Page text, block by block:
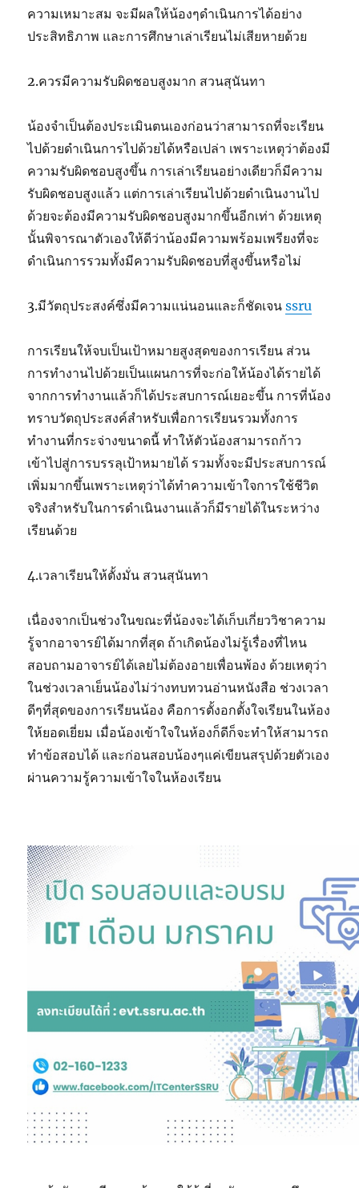
ความเหมาะสม จะมีผลให้น้องๆดำเนินการได้อย่าง
ประสิทธิภาพ และการศึกษาเล่าเรียนไม่เสียหายด้วย
2.ควรมีความรับผิดชอบสูงมาก สวนสุนันทา
น้องจำเป็นต้องประเมินตนเองก่อนว่าสามารถที่จะเรียน
ไปด้วยดำเนินการไปด้วยได้หรือเปล่า เพราะเหตุว่าต้องมี
ความรับผิดชอบสูงขึ้น การเล่าเรียนอย่างเดียวก็มีความ
รับผิดชอบสูงแล้ว แต่การเล่าเรียนไปด้วยดำเนินงานไป
ด้วยจะต้องมีความรับผิดชอบสูงมากขึ้นอีกเท่า ด้วยเหตุ
นั้นพิจารณาตัวเองให้ดีว่าน้องมีความพร้อมเพรียงที่จะ
ดำเนินการรวมทั้งมีความรับผิดชอบที่สูงขึ้นหรือไม่
3.มีวัตถุประสงค์ซึ่งมีความแน่นอนและก็ชัดเจนssru
การเรียนให้จบเป็นเป้าหมายสูงสุดของการเรียน ส่วน
การทำงานไปด้วยเป็นแผนการที่จะก่อให้น้องได้รายได้
จากการทำงานแล้วก็ได้ประสบการณ์เยอะขึ้น การที่น้อง
ทราบวัตถุประสงค์สำหรับเพื่อการเรียนรวมทั้งการ
ทำงานที่กระจ่างขนาดนี้ ทำให้ตัวน้องสามารถก้าว
เข้าไปสู่การบรรลุเป้าหมายได้ รวมทั้งจะมีประสบการณ์
เพิ่มมากขึ้นเพราะเหตุว่าได้ทำความเข้าใจการใช้ชีวิต
จริงสำหรับในการดำเนินงานแล้วก็มีรายได้ในระหว่าง
เรียนด้วย
4.เวลาเรียนให้ตั้งมั่น สวนสุนันทา
เนื่องจากเป็นช่วงในขณะที่น้องจะได้เก็บเกี่ยววิชาความ
รู้จากอาจารย์ได้มากที่สุด ถ้าเกิดน้องไม่รู้เรื่องที่ไหน
สอบถามอาจารย์ได้เลยไม่ต้องอายเพื่อนพ้อง ด้วยเหตุว่า
ในช่วงเวลาเย็นน้องไม่ว่างทบทวนอ่านหนังสือ ช่วงเวลา
ดีๆที่สุดของการเรียนน้อง คือการตั้งอกตั้งใจเรียนในห้อง
ให้ยอดเยี่ยม เมื่อน้องเข้าใจในห้องก็ดีก็จะทำให้สามารถ
ทำข้อสอบได้ และก่อนสอบน้องๆแค่เขียนสรุปด้วยตัวเอง
ผ่านความรู้ความเข้าใจในห้องเรียน